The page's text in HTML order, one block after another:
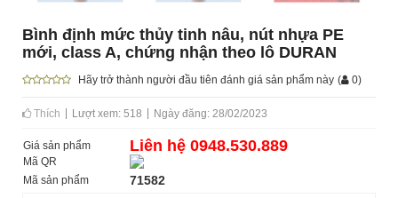
Bình định mức thủy tinh nâu, nút nhựa PE
mới, class A, chứng nhận theo lô DURAN
Hãy trở thành người đầu tiên đánh giá sản phẩm này ( 0)
Thích Lượt xem: 518 Ngày đăng: 28/02/2023
Giá sản phẩm Liên hệ 0948.530.889
Mã QR
Mã sản phẩm
71582